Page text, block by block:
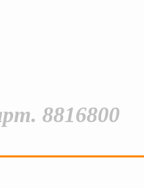
8816800